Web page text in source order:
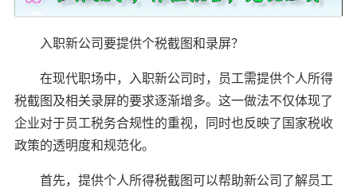
入职新公司要提供个税截图和录屏？
在现代职场中，入职新公司时，员工需提供个人所得
税截图及相关录屏的要求逐渐增多。这一做法不仅体现了
企业对于员工税务合规性的重视，同时也反映了国家税收
政策的透明度和规范化。
首先，提供个人所得税截图可以帮助新公司了解员工